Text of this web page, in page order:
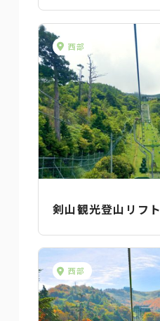
西部
剣山観光登山リフト
西部